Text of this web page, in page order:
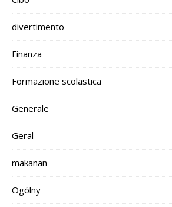
divertimento
Finanza
Formazione scolastica
Generale
Geral
makanan
Ogólny